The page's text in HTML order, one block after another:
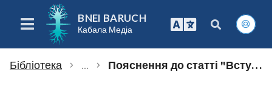
BNEI BARUCH
Кабала Медіа
Бібліотека chevron_right ... chevron_right Пояснення до статті "Вступ до науки кабала"